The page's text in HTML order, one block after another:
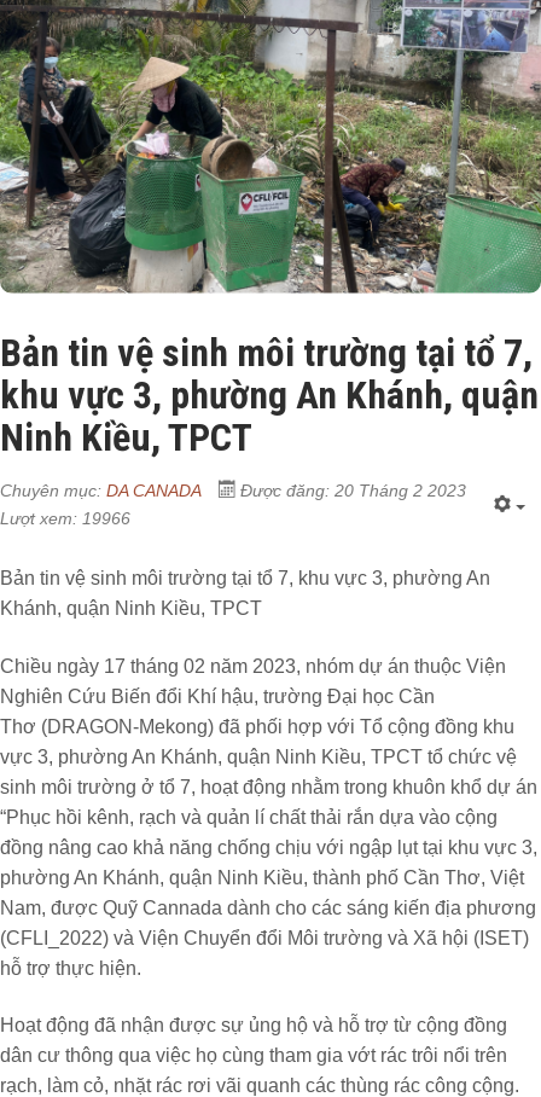
Bản tin vệ sinh môi trường tại tổ 7,
khu vực 3, phường An Khánh, quận
Ninh Kiều, TPCT
Chuyên mục: DA CANADA
Được đăng: 20 Tháng 2 2023
Lượt xem: 19966
Bản tin vệ sinh môi trường tại tổ 7, khu vực 3, phường An
Khánh, quận Ninh Kiều, TPCT
Chiều ngày 17 tháng 02 năm 2023, nhóm dự án thuộc Viện
Nghiên Cứu Biến đổi Khí hậu, trường Đại học Cần
Thơ (DRAGON-Mekong) đã phối hợp với Tổ cộng đồng khu
vực 3, phường An Khánh, quận Ninh Kiều, TPCT tổ chức vệ
sinh môi trường ở tổ 7, hoạt động nhằm trong khuôn khổ dự án
“Phục hồi kênh, rạch và quản lí chất thải rắn dựa vào cộng
đồng nâng cao khả năng chống chịu với ngập lụt tại khu vực 3,
phường An Khánh, quận Ninh Kiều, thành phố Cần Thơ, Việt
Nam, được Quỹ Cannada dành cho các sáng kiến địa phương
(CFLI_2022) và Viện Chuyển đổi Môi trường và Xã hội (ISET)
hỗ trợ thực hiện.
Hoạt động đã nhận được sự ủng hộ và hỗ trợ từ cộng đồng
dân cư thông qua việc họ cùng tham gia vớt rác trôi nổi trên
rạch, làm cỏ, nhặt rác rơi vãi quanh các thùng rác công cộng.